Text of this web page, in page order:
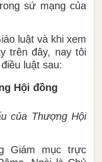
sứ mạng của
luật và khi xem
trên đây, nay tôi
luật sau:
Hội đồng
của Thượng Hội
Giám mục trực